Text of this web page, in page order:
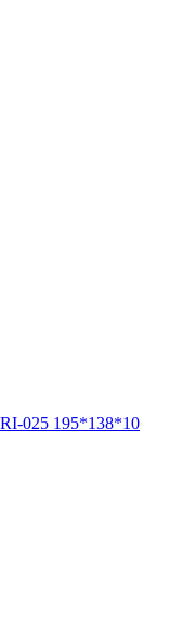
025 195*138*10